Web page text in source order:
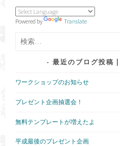
ビ
ゲ
ー
シ
ョ
Powered by
Translate
索:
最近のブログ投稿
ワークショップのお知らせ
プレゼント企画抽選会！
無料テンプレートが増えたよ
平成最後のプレゼント企画